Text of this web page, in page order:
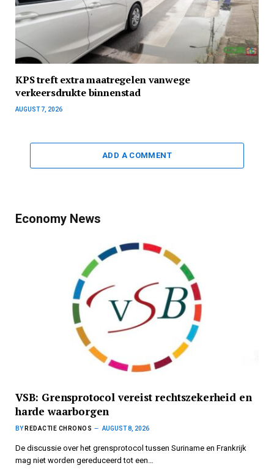
KPS treft extra maatregelen vanwege
verkeersdrukte binnenstad
AUGUST 7, 2026
ADD A COMMENT
Economy News
VSB: Grensprotocol vereist rechtszekerheid en
harde waarborgen
BY REDACTIE CHRONOS AUGUST 8, 2026
De discussie over het grensprotocol tussen Suriname en Frankrijk
mag niet worden gereduceerd tot een…